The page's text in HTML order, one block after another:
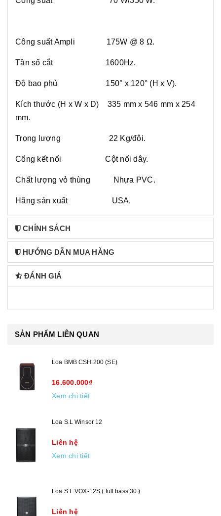
Công suất Ampli 175W @ 8 Ω.
Tần số cắt 1600Hz.
Độ bao phủ 150° x 120° (H x V).
Kích thước (H x W x D) 335 mm x 546 mm x 254
mm.
Trọng lượng 22 Kg/đôi.
Cổng kết nối Cột nối dây.
Chất lượng vỏ thùng Nhựa PVC.
Hãng sản xuất USA.
CHÍNH SÁCH
HƯỚNG DẪN MUA HÀNG
ĐÁNH GIÁ
SẢN PHẨM LIÊN QUAN
Loa BMB CSH 200 (SE)
16.600.000₫
Xem chi tiết
Loa S.L Winsor 12
Liên hệ
Xem chi tiết
Loa S.L VOX-12S ( full bass 30 )
Liên hệ